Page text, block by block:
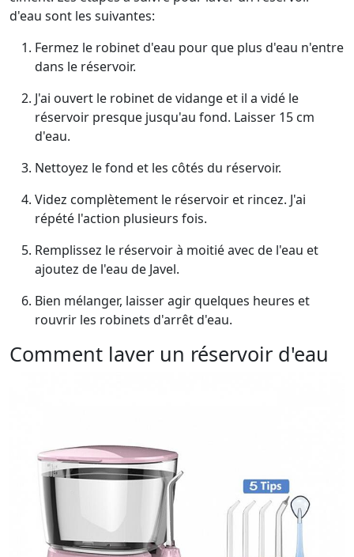
d'eau sont les suivantes:
Fermez le robinet d'eau pour que plus d'eau n'entre
dans le réservoir.
J'ai ouvert le robinet de vidange et il a vidé le
réservoir presque jusqu'au fond. Laisser 15 cm
d'eau.
Nettoyez le fond et les côtés du réservoir.
Videz complètement le réservoir et rincez. J'ai
répété l'action plusieurs fois.
Remplissez le réservoir à moitié avec de l'eau et
ajoutez de l'eau de Javel.
Bien mélanger, laisser agir quelques heures et
rouvrir les robinets d'arrêt d'eau.
Comment laver un réservoir d'eau